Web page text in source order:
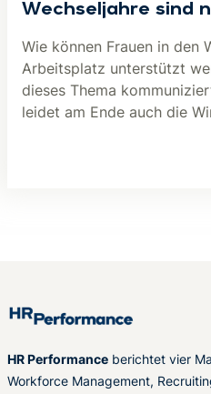
Wechseljahre sind
Wie können Frauen in den
Arbeitsplatz unterstützt
dieses Thema
leidet am Ende auch die
HR Performance berichtet vier
Workforce Management,